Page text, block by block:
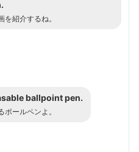
を紹介するね。
ballpoint pen.
ボールペンよ。